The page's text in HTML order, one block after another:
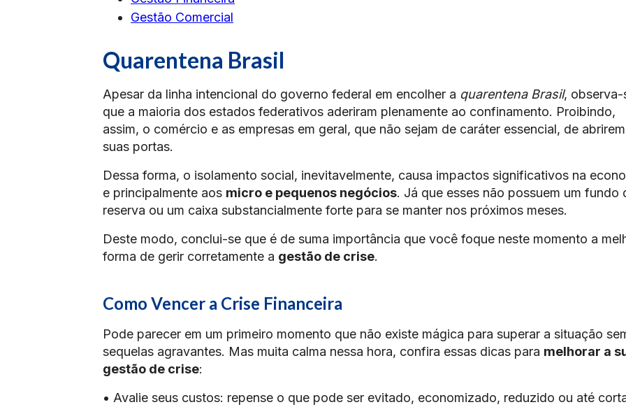
Gestão Comercial
Quarentena Brasil
Apesar da linha intencional do governo federal em encolher a quarentena Brasil, observa-
que a maioria dos estados federativos aderiram plenamente ao confinamento. Proibindo,
assim, o comércio e as empresas em geral, que não sejam de caráter essencial, de abrirem
suas portas.
Dessa forma, o isolamento social, inevitavelmente, causa impactos significativos na
e principalmente aos micro e pequenos negócios. Já que esses não possuem um fundo
reserva ou um caixa substancialmente forte para se manter nos próximos meses.
Deste modo, conclui-se que é de suma importância que você foque neste momento a
forma de gerir corretamente a gestão de crise.
Como Vencer a Crise Financeira
Pode parecer em um primeiro momento que não existe mágica para superar a situação
sequelas agravantes. Mas muita calma nessa hora, confira essas dicas para melhorar a
gestão de crise:
• Avalie seus custos: repense o que pode ser evitado, economizado, reduzido ou até